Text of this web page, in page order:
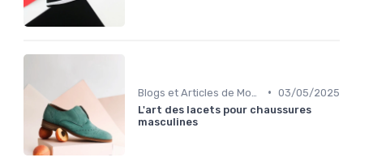
• 03/05/2025
L'art des lacets pour chaussures
masculines